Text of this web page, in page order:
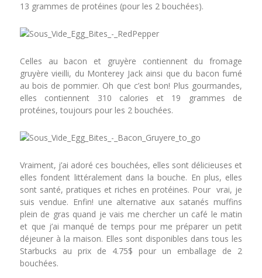
13 grammes de protéines (pour les 2 bouchées).
Celles au bacon et gruyère contiennent du fromage
gruyère vieilli, du Monterey Jack ainsi que du bacon fumé
au bois de pommier. Oh que c’est bon! Plus gourmandes,
elles contiennent 310 calories et 19 grammes de
protéines, toujours pour les 2 bouchées.
Vraiment, j’ai adoré ces bouchées, elles sont délicieuses et
elles fondent littéralement dans la bouche. En plus, elles
sont santé, pratiques et riches en protéines. Pour vrai, je
suis vendue. Enfin! une alternative aux satanés muffins
plein de gras quand je vais me chercher un café le matin
et que j’ai manqué de temps pour me préparer un petit
déjeuner à la maison. Elles sont disponibles dans tous les
Starbucks au prix de 4.75$ pour un emballage de 2
bouchées.